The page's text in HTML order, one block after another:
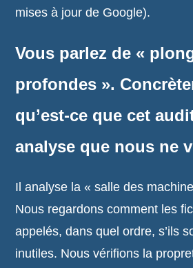
mises à jour de Google).
Vous parlez de «
profondes ».
qu’est-ce que cet
analyse que nous ne
Il analyse la « salle des
Nous regardons comment les
appelés, dans quel ordre, s’ils
inutiles. Nous vérifions la